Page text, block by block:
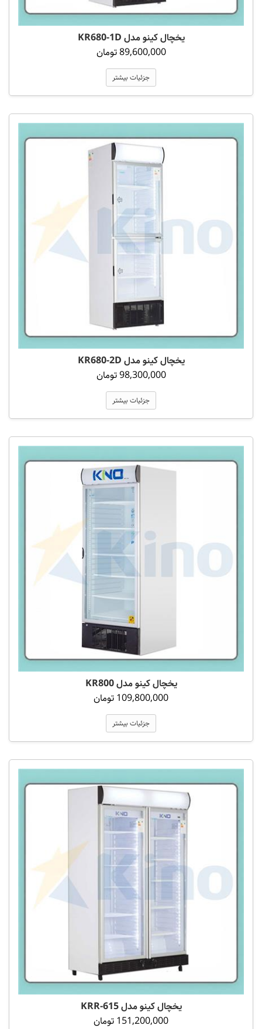
یخچال کینو مدل KR680-1D
89,600,000 تومان
جزئیات بیشتر
یخچال کینو مدل KR680-2D
98,300,000 تومان
جزئیات بیشتر
یخچال کینو مدل KR800
109,800,000 تومان
جزئیات بیشتر
یخچال کینو مدل 615-KRR
151,200,000 تومان